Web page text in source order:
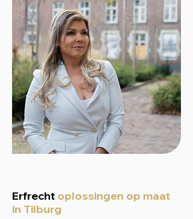
Erfrecht oplossingen op maat
in Tilburg